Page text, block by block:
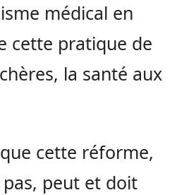
médical en
cette pratique de
la santé aux
cette réforme,
pas, peut et doit